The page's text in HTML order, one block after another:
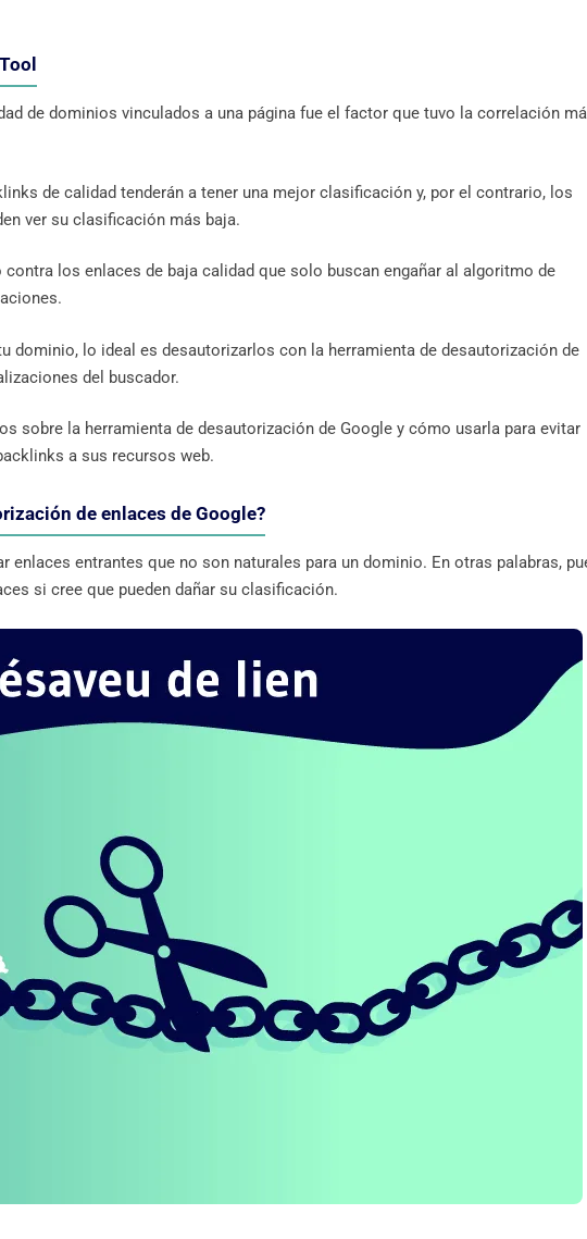
de dominios vinculados a una página fue el factor que tuvo la correlación
de calidad tenderán a tener una mejor clasificación y, por el contrario, los
ver su clasificación más baja.
los enlaces de baja calidad que solo buscan engañar al algoritmo de
dominio, lo ideal es desautorizarlos con la herramienta de desautorización de
del buscador.
sobre la herramienta de desautorización de Google y cómo usarla para evitar
a sus recursos web.
de enlaces de Google?
enlaces entrantes que no son naturales para un dominio. En otras palabras,
si cree que pueden dañar su clasificación.